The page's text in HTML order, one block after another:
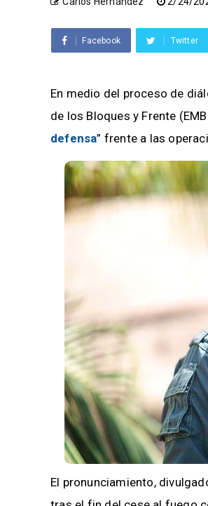
Facebook Twitter
En medio del proceso de
de los Bloques y Frente
defensa” frente a las
El pronunciamiento,